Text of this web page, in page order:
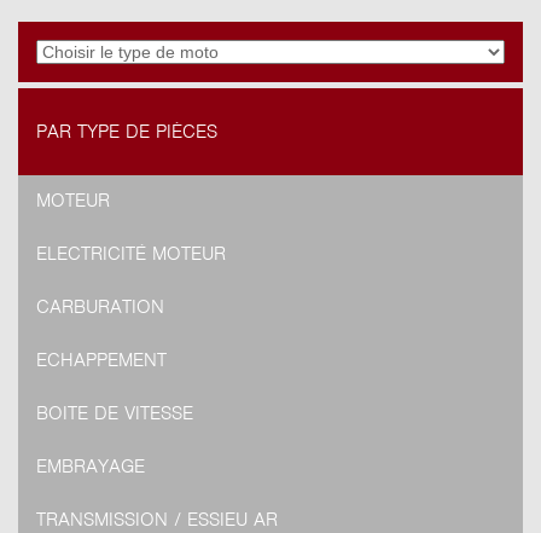
PAR TYPE DE PIÈCES
MOTEUR
ELECTRICITÉ MOTEUR
CARBURATION
ECHAPPEMENT
BOITE DE VITESSE
EMBRAYAGE
TRANSMISSION / ESSIEU AR